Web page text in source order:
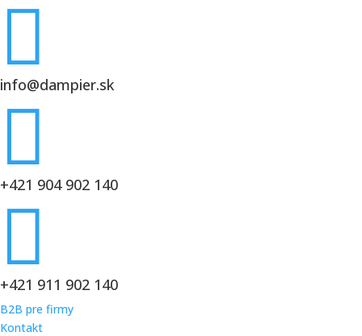

info@dampier.sk

+421 904 902 140

+421 911 902 140
B2B pre firmy
Kontakt